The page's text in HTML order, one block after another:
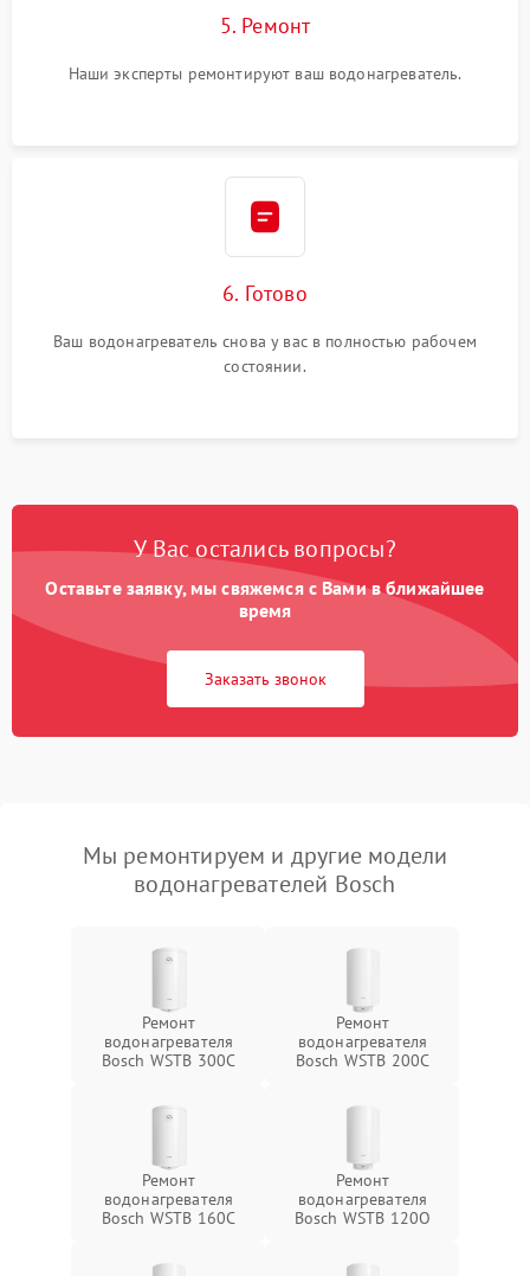
5. Ремонт
Наши эксперты ремонтируют ваш водонагреватель.
6. Готово
Ваш водонагреватель снова у вас в полностью рабочем
состоянии.
У Вас остались вопросы?
Оставьте заявку, мы свяжемся с Вами в ближайшее
время
Заказать звонок
Мы ремонтируем и другие модели
водонагревателей Bosch
Ремонт
водонагревателя
Bosch WSTB 300C
Ремонт
водонагревателя
Bosch WSTB 200C
Ремонт
водонагревателя
Bosch WSTB 160C
Ремонт
водонагревателя
Bosch WSTB 120O